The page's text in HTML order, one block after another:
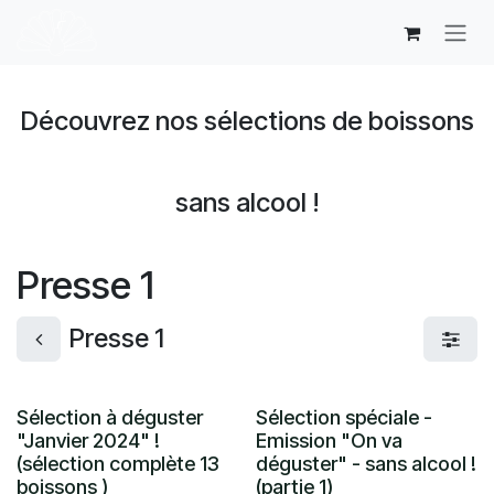
Découvrez nos sélections de boissons
sans alcool !
Presse 1
Presse 1
Sélection à déguster
"Janvier 2024" !
(sélection complète 13
boissons )
Sélection spéciale -
Emission "On va
déguster" - sans alcool !
(partie 1)